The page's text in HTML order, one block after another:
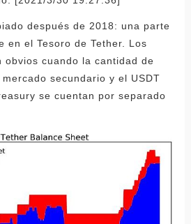
después de 2018: una parte
en el Tesoro de Tether. Los
obvios cuando la cantidad de
secundario y el USDT
se cuentan por separado